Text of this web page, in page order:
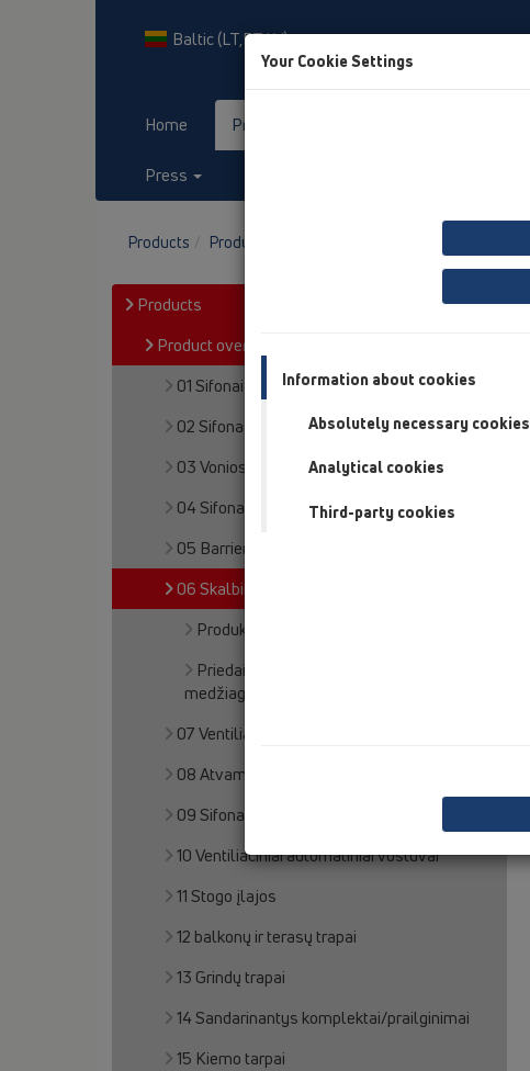
Baltic (LT,ET,LV)
Home Products
Press
Products Product overview
Products
Product overview
01 Sifonai plautuvėms
02 Sifonai praustuvams
03 Vonios
04 Sifonai dušo padėklams
05 Barriere-free showers
06 Skalbimo ir indų plovimo mašinos
Produktai
Priedai, pagalbinės (papildomos)
medžiagos
07 Ventiliacija ir oro kondicionavimas (VOK)
08 Atvamzdžiai klozetams
09 Sifonai pisuarams
10 Ventiliaciniai automatiniai voštuvai
11 Stogo įlajos
12 balkonų ir terasų trapai
13 Grindų trapai
14 Sandarinantys komplektai/prailginimai
15 Kiemo tarpai
Your Cookie Settings
Information about cookies
Absolutely necessary cookies
Analytical cookies
Third-party cookies